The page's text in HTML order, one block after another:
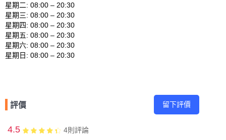
星期二: 08:00 – 20:30
星期三: 08:00 – 20:30
星期四: 08:00 – 20:30
星期五: 08:00 – 20:30
星期六: 08:00 – 20:30
評價 留下評價
4.5 4則評論